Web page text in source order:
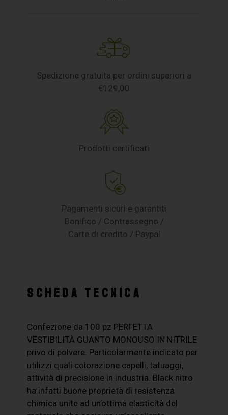
Spedizione gratuita per ordini superiori a
€129,00
Prodotti certificati
Pagamenti sicuri e garantiti
Bonifico / Contrassegno /
Carte di credito / Paypal
SCHEDA TECNICA
Confezione da 100 pz PERFETTA
VESTIBILITÀ GUANTO MONOUSO IN NITRILE
privo di polvere. Particolarmente indicato per
utilizzi quali colorazione capelli, tatuaggi,
attività di precisione in industria. Black nitro
ha infatti buone proprietà di resistenza
chimica unite ad un’ottima elasticità del